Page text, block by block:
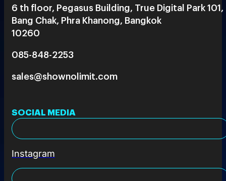
6 th floor, Pegasus Building, True Digital Park 101,
Bang Chak, Phra Khanong, Bangkok
10260
085-848-2253
sales@shownolimit.com
SOCIAL MEDIA
Instagram